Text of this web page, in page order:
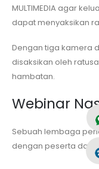
MULTIMEDIA agar
dapat menyaksikan
Dengan tiga kamera
disaksikan oleh
hambatan.
Webinar
Sebuah lembaga
dengan peserta dari